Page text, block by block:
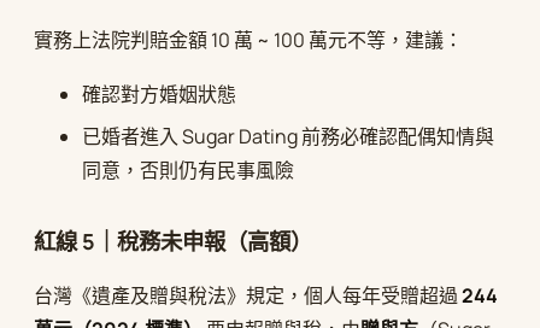
實務上法院判賠金額 10 萬 ~ 100 萬元不等，建議：
確認對方婚姻狀態
已婚者進入 Sugar Dating 前務必確認配偶知情與
同意，否則仍有民事風險
紅線 5｜稅務未申報（高額）
台灣《遺產及贈與稅法》規定，個人每年受贈超過244